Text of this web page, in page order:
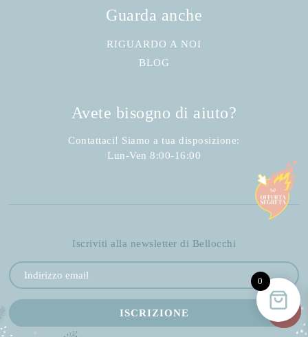
Guarda anche
RIGUARDO A NOI
BLOG
Avete bisogno di aiuto?
Contattaci! Siamo a tua disposizione:
Lun-Ven 8:00-16:00
Iscriviti alla newsletter di Bellocchi
0